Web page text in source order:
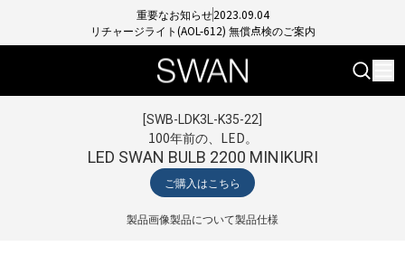
重要なお知らせ2023.09.04
リチャージライト(AOL-612) 無償点検のご案内
[SWB-LDK3L-K35-22
100年前の、LED。
LED SWAN BULB 2200 MINIKURI
ご購入はこちら
製品画像製品について製品仕様